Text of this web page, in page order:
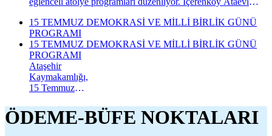
kapsamında çocuklar hem yeni beceriler kazanacak hem de
keyifli bir yaz dönemi geçirecek.
15 TEMMUZ DEMOKRASİ VE MİLLİ BİRLİK GÜNÜ
PROGRAMI
15 TEMMUZ DEMOKRASİ VE MİLLİ BİRLİK GÜNÜ
PROGRAMI
Ataşehir
Kaymakamlığı,
15 Temmuz
Millî Birlik
Günü
ÖDEME-BÜFE NOKTALARI